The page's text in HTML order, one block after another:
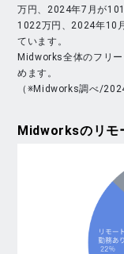
万円、2024年7月が
1022万円、2024年10
ています。
Midworks全体のフリ
めます。
（※Midworks調べ/
Midworksのリモ